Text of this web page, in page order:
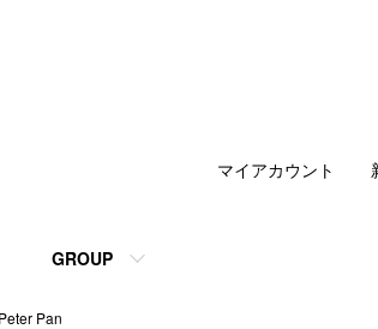
GROUP
マイアカウント
Pan